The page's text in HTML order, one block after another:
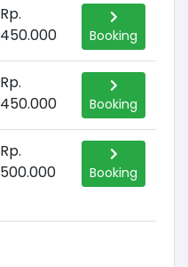
Rp.
450.000
Booking
Rp.
450.000
Booking
Rp.
500.000
Booking